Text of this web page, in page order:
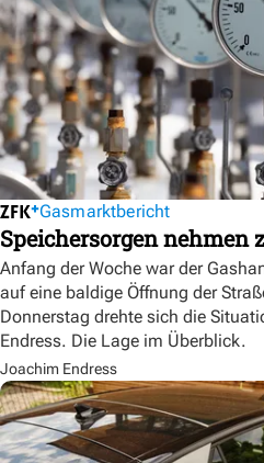
Gasmarktbericht
Speichersorgen nehmen
Anfang der Woche war der
auf eine baldige Öffnung der
Donnerstag drehte sich die
Endress. Die Lage im Überblick.
Joachim Endress